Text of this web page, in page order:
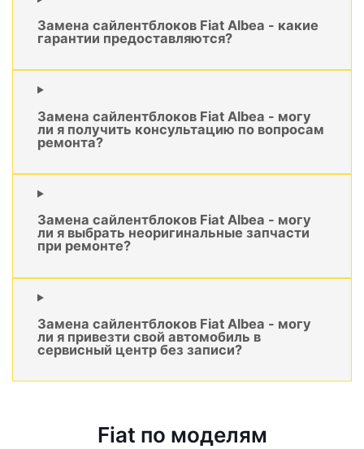
Замена сайлентблоков Fiat Albea - какие
гарантии предоставляются?
Замена сайлентблоков Fiat Albea - могу
ли я получить консультацию по вопросам
ремонта?
Замена сайлентблоков Fiat Albea - могу
ли я выбрать неоригинальные запчасти
при ремонте?
Замена сайлентблоков Fiat Albea - могу
ли я привезти свой автомобиль в
сервисный центр без записи?
Fiat по моделям